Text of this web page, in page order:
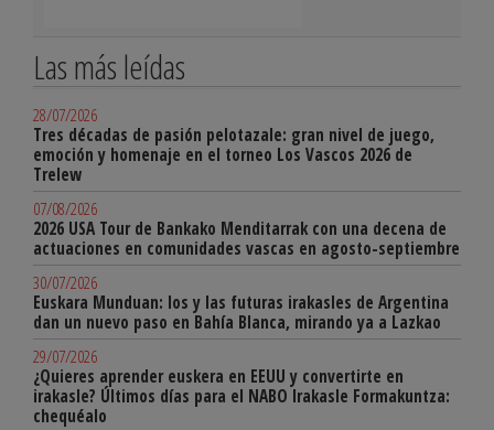
Las más leídas
28/07/2026
Tres décadas de pasión pelotazale: gran nivel de juego,
emoción y homenaje en el torneo Los Vascos 2026 de
Trelew
07/08/2026
2026 USA Tour de Bankako Menditarrak con una decena de
actuaciones en comunidades vascas en agosto-septiembre
30/07/2026
Euskara Munduan: los y las futuras irakasles de Argentina
dan un nuevo paso en Bahía Blanca, mirando ya a Lazkao
29/07/2026
¿Quieres aprender euskera en EEUU y convertirte en
irakasle? Últimos días para el NABO Irakasle Formakuntza:
chequéalo